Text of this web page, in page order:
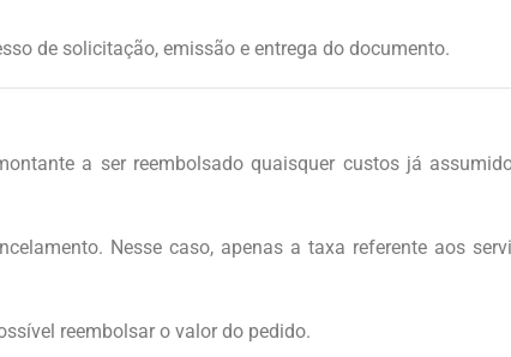
de solicitação, emissão e entrega do documento.
a ser reembolsado quaisquer custos já
Nesse caso, apenas a taxa referente aos
reembolsar o valor do pedido.